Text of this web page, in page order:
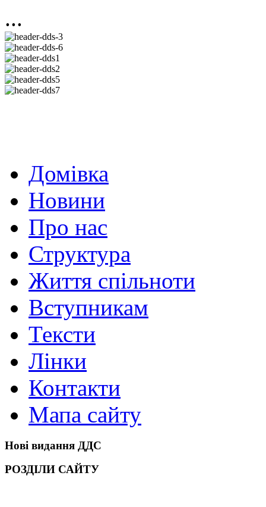
...
Домівка
Новини
Про нас
Структура
Життя спільноти
Вступникам
Тексти
Лінки
Контакти
Мапа сайту
Нові видання ДДС
РОЗДІЛИ САЙТУ